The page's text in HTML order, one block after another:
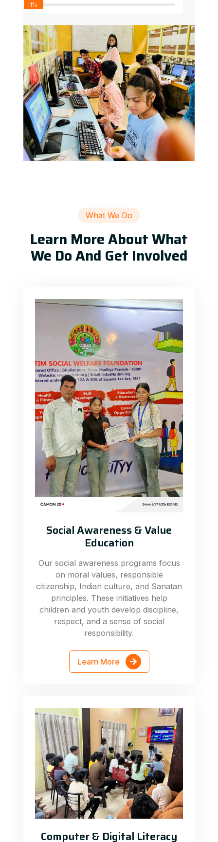
1%
What We Do
Learn More About What
We Do And Get Involved
Social Awareness & Value
Education
Our social awareness programs focus
on moral values, responsible
citizenship, Indian culture, and Sanatan
principles. These initiatives help
children and youth develop discipline,
respect, and a sense of social
responsibility.
Learn More
Computer & Digital Literacy